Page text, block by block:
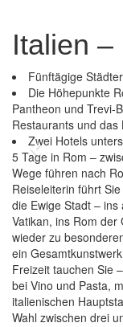
Italien –
Fünftägige
Die Höhepunkte
Pantheon und Trevi-
Restaurants und
Zwei Hotels
Previous
5 Tage in Rom –
Wege führen nach
Reiseleiterin führt
die Ewige Stadt –
Vatikan, ins Rom
wieder zu
ein
Freizeit tauchen Sie
bei Vino und Pasta,
italienischen
Wahl zwischen drei